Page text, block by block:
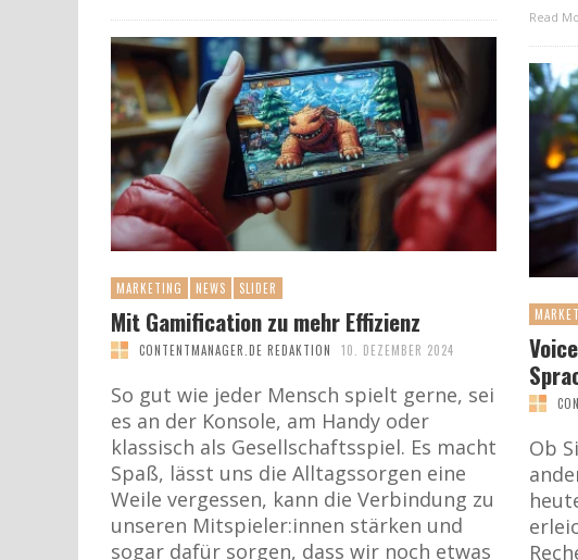
Read
MARKETING NEWS SLIDER
Mit Gamification zu mehr Effizienz
CONTENTMANAGER.DE REDAKTION 10. DEZEMBER 2024
So gut wie jeder Mensch spielt gerne, sei
es an der Konsole, am Handy oder
klassisch als Gesellschaftsspiel. Es macht
Spaß, lässt uns die Alltagssorgen eine
Weile vergessen, kann die Verbindung zu
unseren Mitspieler:innen stärken und
sogar dafür sorgen, dass wir noch etwas
Ob